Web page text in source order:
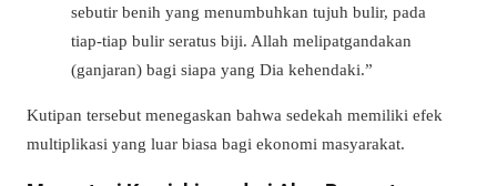
sebutir benih yang menumbuhkan tujuh bulir, pada
tiap-tiap bulir seratus biji. Allah melipatgandakan
(ganjaran) bagi siapa yang Dia kehendaki.”
Kutipan tersebut menegaskan bahwa sedekah memiliki efek
multiplikasi yang luar biasa bagi ekonomi masyarakat.